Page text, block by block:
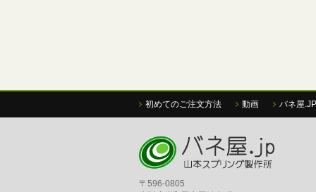
初めてのご注文方法 動画 バネ屋
〒596-0805